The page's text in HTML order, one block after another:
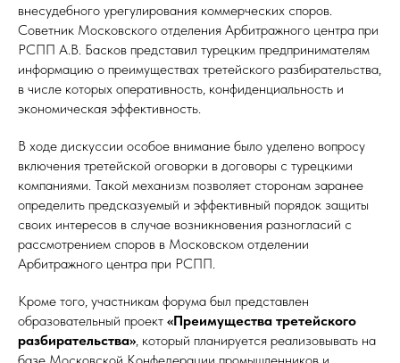
внесудебного урегулирования коммерческих споров.
Советник Московского отделения Арбитражного центра при
РСПП А.В. Басков представил турецким предпринимателям
информацию о преимуществах третейского разбирательства,
в числе которых оперативность, конфиденциальность и
экономическая эффективность.
В ходе дискуссии особое внимание было уделено вопросу
включения третейской оговорки в договоры с турецкими
компаниями. Такой механизм позволяет сторонам заранее
определить предсказуемый и эффективный порядок защиты
своих интересов в случае возникновения разногласий с
рассмотрением споров в Московском отделении
Арбитражного центра при РСПП.
Кроме того, участникам форума был представлен
образовательный проект «Преимущества третейского
разбирательства», который планируется реализовывать на